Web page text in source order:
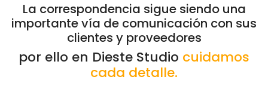
La correspondencia sigue siendo una
importante vía de comunicación con sus
clientes y proveedores
por ello en Dieste Studio cuidamos
cada detalle.